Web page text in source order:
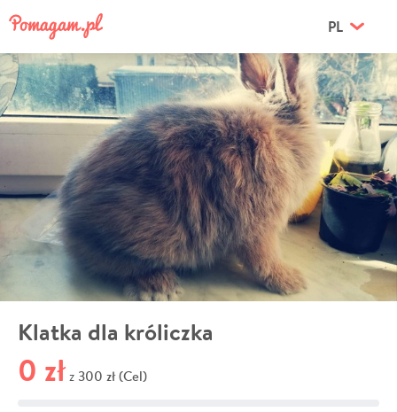
PL
Klatka dla króliczka
0 zł z 300 zł (Cel)